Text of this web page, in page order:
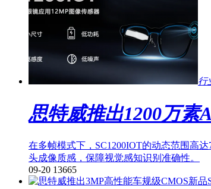
行
思特威推出1200万素
在多帧模式下，SC1200IOT的动态范围高
头成像质感，保障视觉感知识别准确性。
09-20 13665